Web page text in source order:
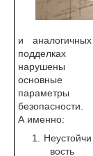
и аналогичных
подделках
нарушены
основные
параметры
безопасности.
А именно:
Неустойчи
вость